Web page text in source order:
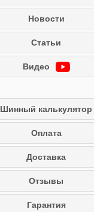
Новости
Статьи
Видео
Шинный калькулятор
Оплата
Доставка
Отзывы
Гарантия